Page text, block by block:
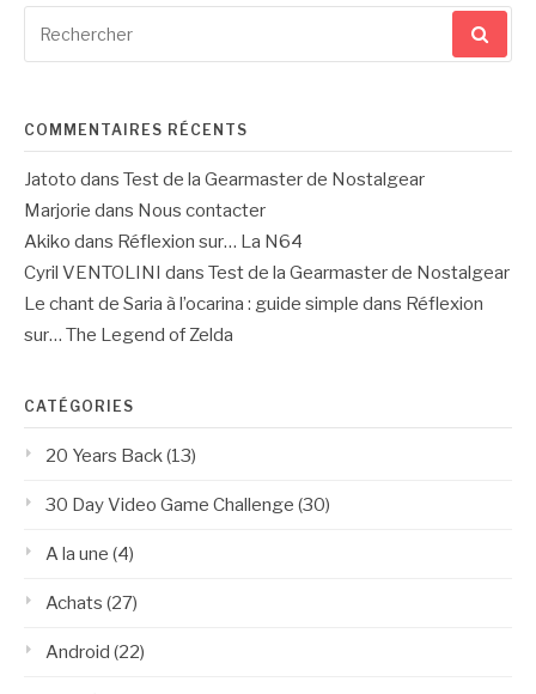
pour
COMMENTAIRES RÉCENTS
Jatoto dans Test de la Gearmaster de Nostalgear
Marjorie dans Nous contacter
Akiko dans Réflexion sur… La N64
Cyril VENTOLINI
dans Test de la Gearmaster de Nostalgear
Le chant de Saria à l’ocarina : guide simple dans Réflexion
sur… The Legend of Zelda
CATÉGORIES
20 Years Back(13)
30 Day Video Game Challenge (30)
A la une (4)
Achats (27)
Android (22)